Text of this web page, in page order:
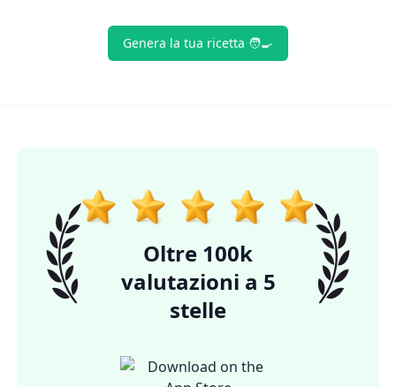
Genera la tua ricetta 🧑‍🍳
Oltre 100k
valutazioni a 5
stelle